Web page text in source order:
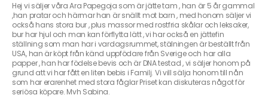
Hej vi säljer våra Ara Papegoja som är jätte tam , han är 5 år gammal
,han pratar och härmar han är snällt mot barn , med honom säljer vi
också hans stora bur , plus massor med rostfria skålar och leksaker,
bur har hjul och man kan förflytta lätt , vi har också en jättefin
ställning som man har i vardagsrummet, stälningen är beställt från
USA, han är köpt från känd uppfödare från Sverige och har alla
papper , han har födelse bevis och är DNA testad , vi säljer honom på
grund att vi har fått en liten bebis i Familj. Vi vill sälja honom till nån
som har erarenhet med stora fåglar Priset kan diskuteras något för
seriösa köpare. Mvh Sabina.